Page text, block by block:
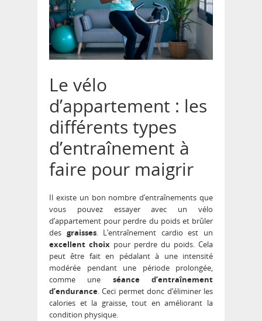
Le vélo
d’appartement : les
différents types
d’entraînement à
faire pour maigrir
Il existe un bon nombre d’entraînements que
vous pouvez essayer avec un vélo
d’appartement pour perdre du poids et brûler
des graisses. L’entraînement cardio est un
excellent choix pour perdre du poids. Cela
peut être fait en pédalant à une intensité
modérée pendant une période prolongée,
comme une séance d’entraînement
d’endurance. Ceci permet donc d’éliminer les
calories et la graisse, tout en améliorant la
condition physique.